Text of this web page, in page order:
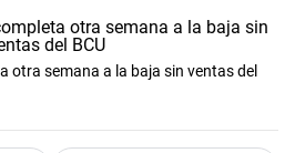
otra semana a la baja sin ventas del